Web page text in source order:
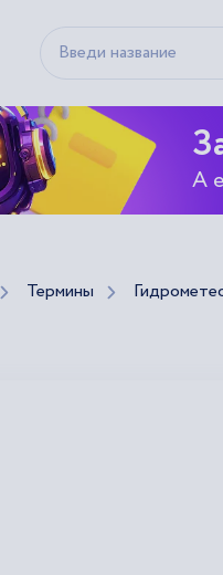
А
Термины